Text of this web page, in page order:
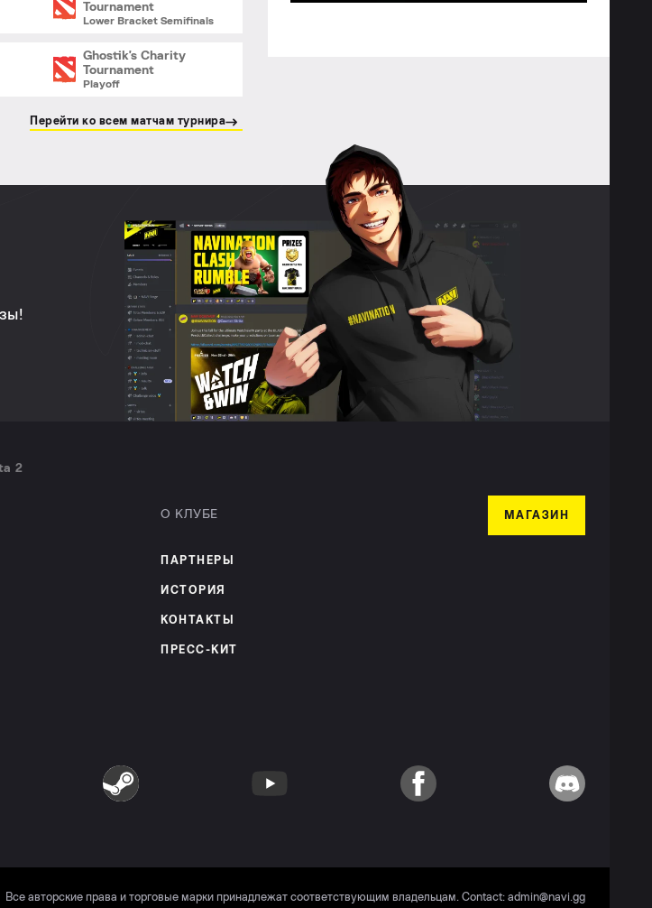
Tournament
Lower Bracket Semifinals
Ghostik's Charity
Tournament
Playoff
Перейти ко всем матчам турнира
2
О КЛУБЕ
ПАРТНЕРЫ
ИСТОРИЯ
КОНТАКТЫ
ПРЕСС-КИТ
МАГАЗИН
Steam YouTube Facebook Discord
Все авторские права и торговые марки принадлежат соответствующим владельцам. Contact: admin@navi.gg